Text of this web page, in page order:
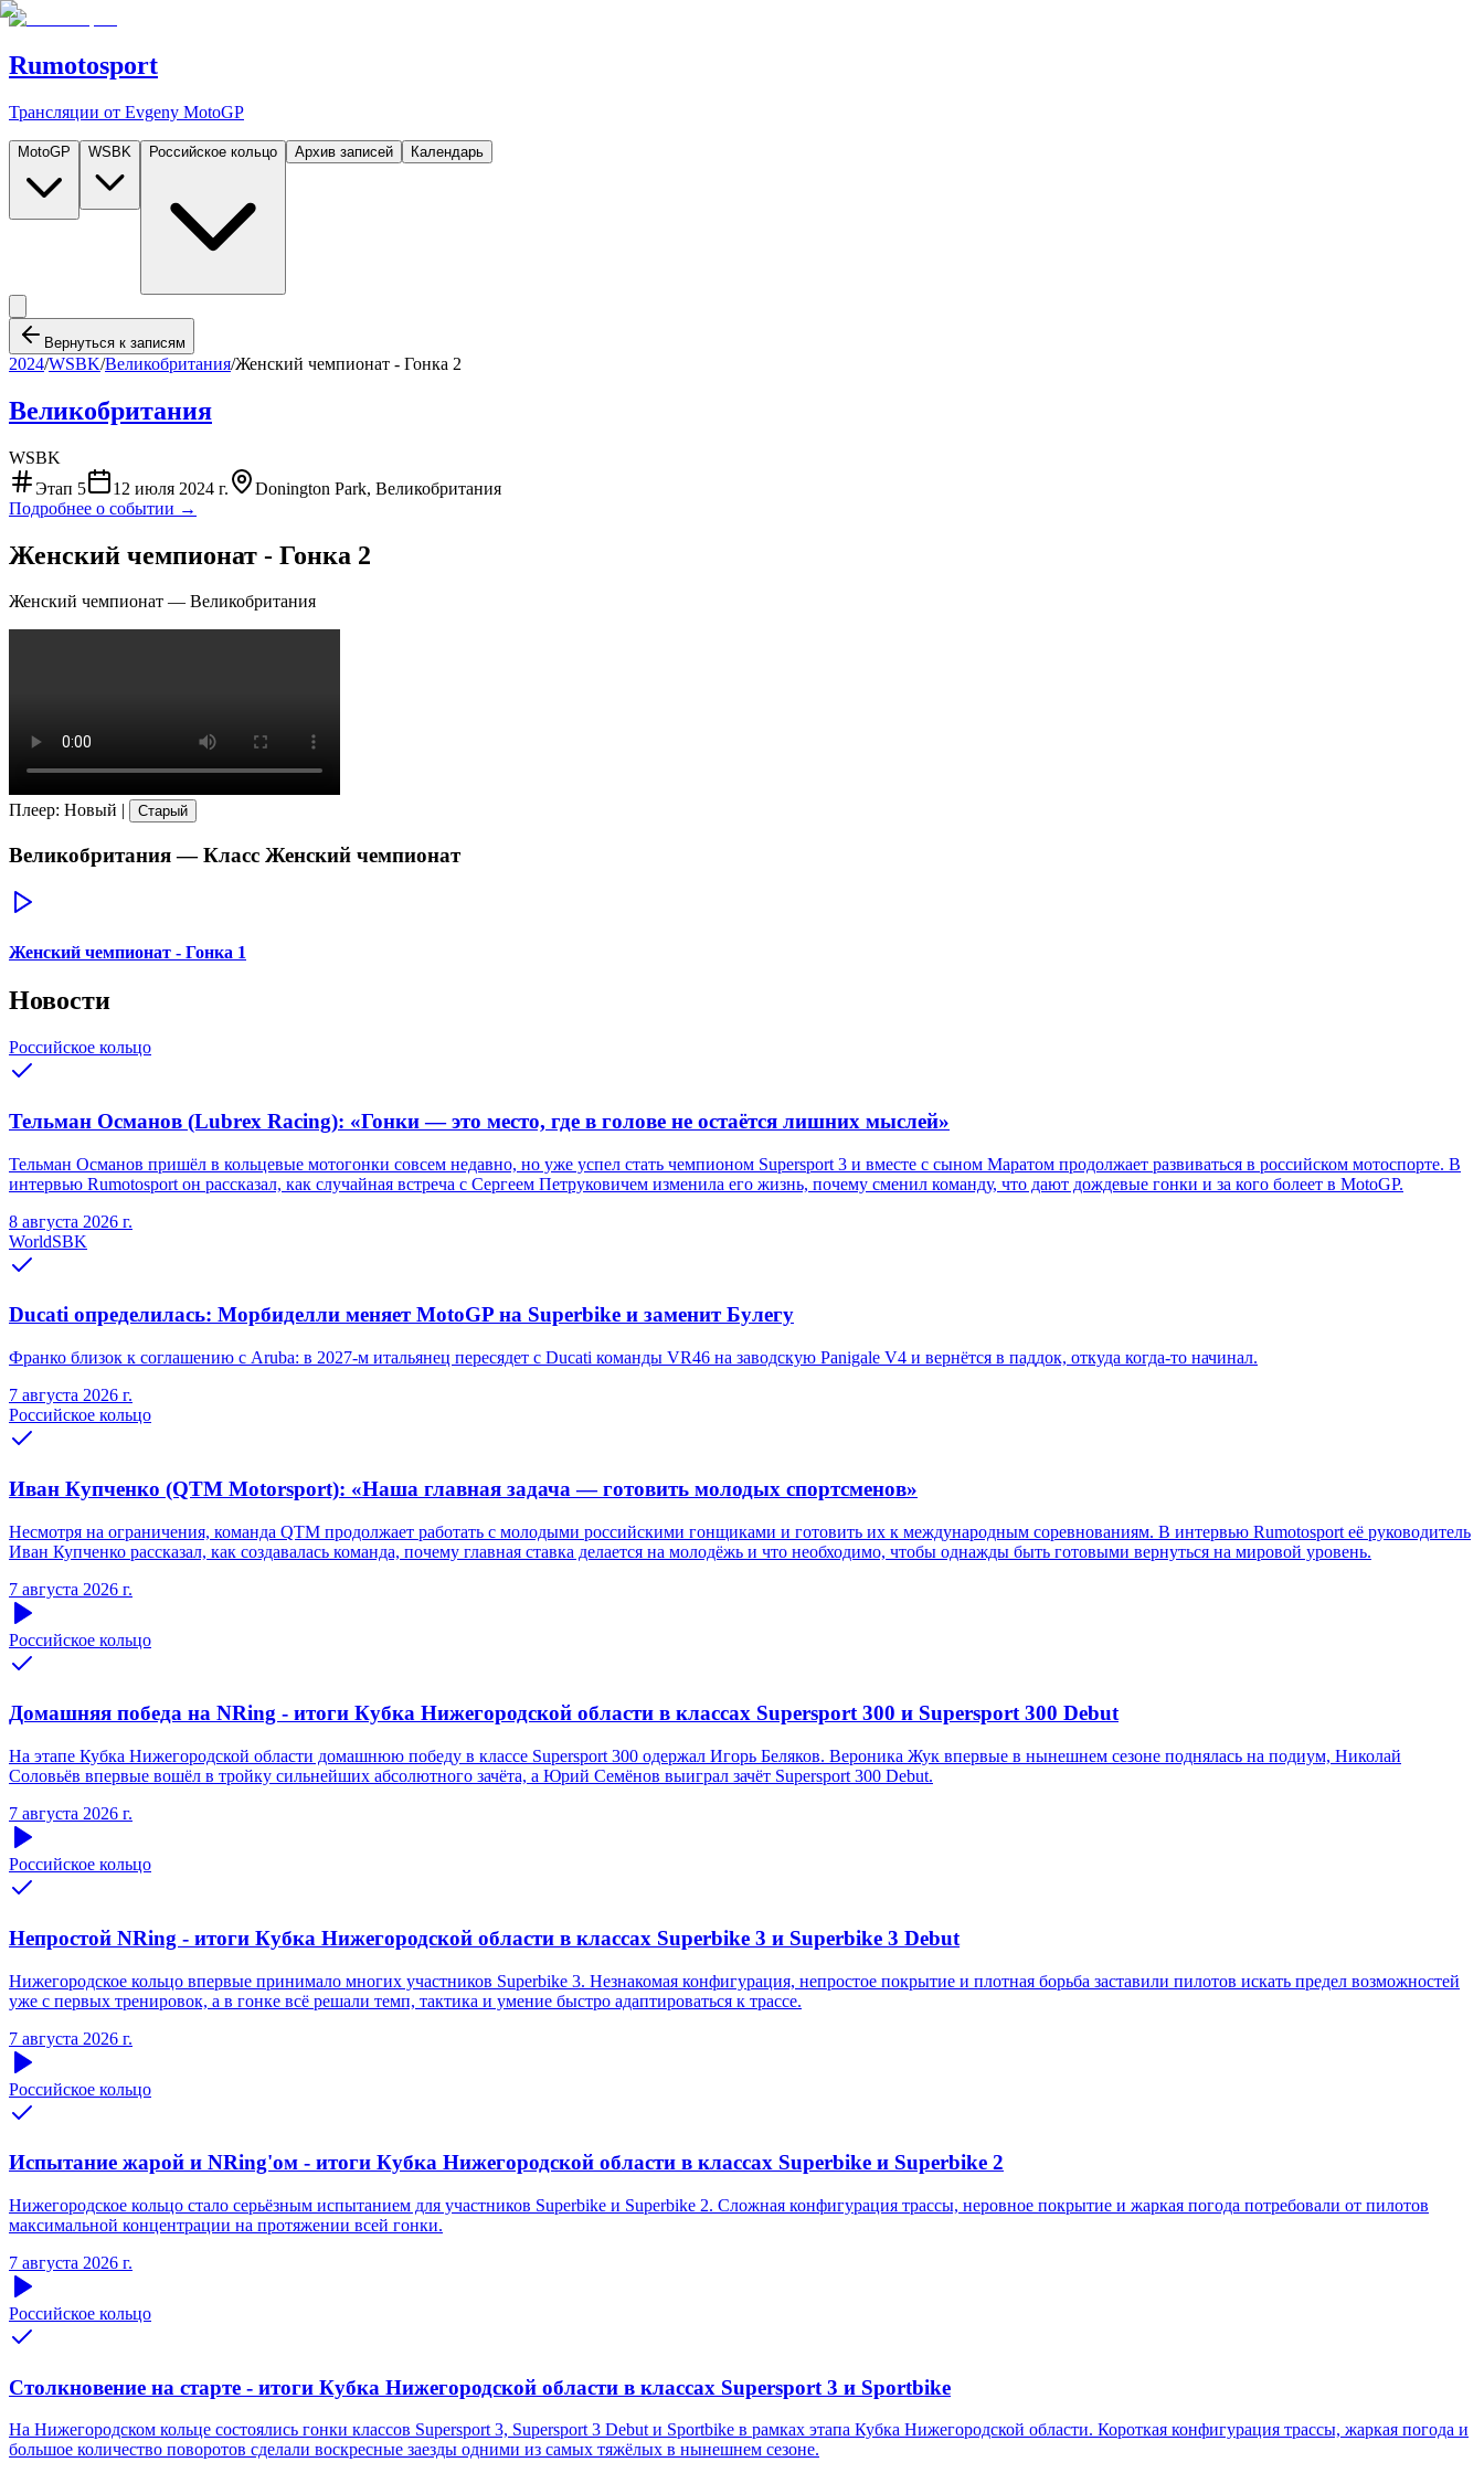
Rumotosport
Трансляции от Evgeny MotoGP
MotoGP WSBK Российское кольцо Архив записей Календарь
Вернуться к записям
2024/WSBK/Великобритания/Женский чемпионат - Гонка 2
Великобритания
WSBK
Этап 5 12 июля 2024 г.
Donington Park, Великобритания
Подробнее о событии →
Женский чемпионат - Гонка 2
Женский чемпионат — Великобритания
Плеер: Новый | Старый
Великобритания— Класс Женский чемпионат
Женский чемпионат - Гонка 1
Новости
Российское кольцо
Тельман Османов (Lubrex Racing): «Гонки — это место, где в голове не остаётся лишних мыслей»
Тельман Османов пришёл в кольцевые мотогонки совсем недавно, но уже успел стать чемпионом Supersport 3 и вместе с сыном Маратом продолжает развиваться в российском мотоспорте. В
интервью Rumotosport он рассказал, как случайная встреча с Сергеем Петруковичем изменила его жизнь, почему сменил команду, что дают дождевые гонки и за кого болеет в MotoGP.
8 августа 2026 г.
WorldSBK
Ducati определилась: Морбиделли меняет MotoGP на Superbike и заменит Булегу
Франко близок к соглашению с Aruba: в 2027-м итальянец пересядет с Ducati команды VR46 на заводскую Panigale V4 и вернётся в паддок, откуда когда-то начинал.
7 августа 2026 г.
Российское кольцо
Иван Купченко (QTM Motorsport): «Наша главная задача — готовить молодых спортсменов»
Несмотря на ограничения, команда QTM продолжает работать с молодыми российскими гонщиками и готовить их к международным соревнованиям. В интервью Rumotosport её руководитель
Иван Купченко рассказал, как создавалась команда, почему главная ставка делается на молодёжь и что необходимо, чтобы однажды быть готовыми вернуться на мировой уровень.
7 августа 2026 г.
Российское кольцо
Домашняя победа на NRing - итоги Кубка Нижегородской области в классах Supersport 300 и Supersport 300 Debut
На этапе Кубка Нижегородской области домашнюю победу в классе Supersport 300 одержал Игорь Беляков. Вероника Жук впервые в нынешнем сезоне поднялась на подиум, Николай
Соловьёв впервые вошёл в тройку сильнейших абсолютного зачёта, а Юрий Семёнов выиграл зачёт Supersport 300 Debut.
7 августа 2026 г.
Российское кольцо
Непростой NRing - итоги Кубка Нижегородской области в классах Superbike 3 и Superbike 3 Debut
Нижегородское кольцо впервые принимало многих участников Superbike 3. Незнакомая конфигурация, непростое покрытие и плотная борьба заставили пилотов искать предел возможностей
уже с первых тренировок, а в гонке всё решали темп, тактика и умение быстро адаптироваться к трассе.
7 августа 2026 г.
Российское кольцо
Испытание жарой и NRing'ом - итоги Кубка Нижегородской области в классах Superbike и Superbike 2
Нижегородское кольцо стало серьёзным испытанием для участников Superbike и Superbike 2. Сложная конфигурация трассы, неровное покрытие и жаркая погода потребовали от пилотов
максимальной концентрации на протяжении всей гонки.
7 августа 2026 г.
Российское кольцо
Столкновение на старте - итоги Кубка Нижегородской области в классах Supersport 3 и Sportbike
На Нижегородском кольце состоялись гонки классов Supersport 3, Supersport 3 Debut и Sportbike в рамках этапа Кубка Нижегородской области. Короткая конфигурация трассы, жаркая погода и
большое количество поворотов сделали воскресные заезды одними из самых тяжёлых в нынешнем сезоне.